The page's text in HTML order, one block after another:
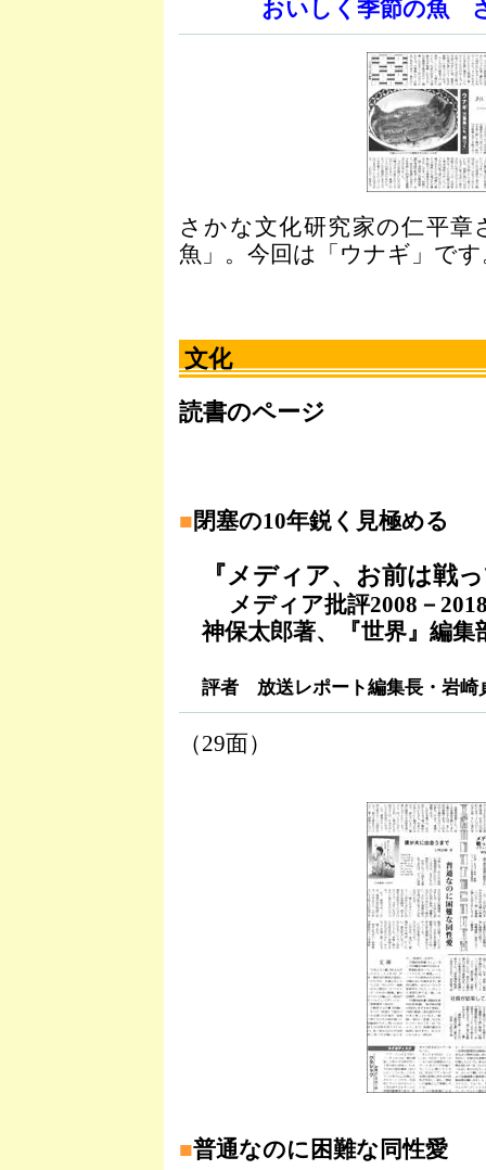
おいしく季節の魚
さかな文化研究家の仁平
魚」。今回は「ウナギ」です
文化
読書のページ
■閉塞の10年鋭く見極める
『メディア、お前は戦
メディア批評2008－
神保太郎著、『世界』編集
評者 放送レポート編集長・岩崎
（29面）
■普通なのに困難な同性愛